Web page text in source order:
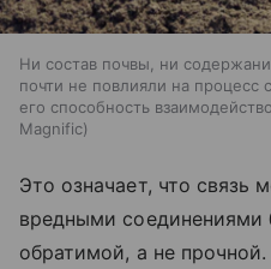
Ни состав почвы, ни
почти не повлияли на процесс
его способность
Magnific
Это означает, что связь
вредными соединениями
обратимой, а не